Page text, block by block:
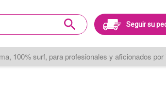
search Seguir su
100% surf, para profesionales y aficionados por